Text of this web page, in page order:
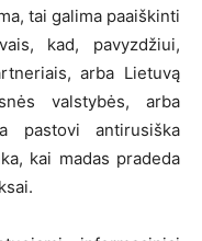
tai galima paaiškinti
kad, pavyzdžiui,
arba Lietuvą
valstybės, arba
pastovi antirusiška
kai madas pradeda